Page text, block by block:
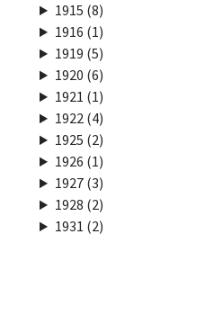
1915 (8)
1916 (1)
1919 (5)
1920 (6)
1921 (1)
1922 (4)
1925 (2)
1926 (1)
1927 (3)
1928 (2)
1931 (2)